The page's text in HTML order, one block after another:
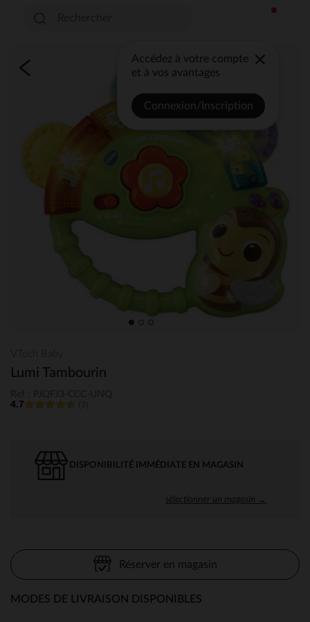
Accédez à votre compte
et à vos avantages
Connexion/Inscription
Lumi Tambourin
4.7
DISPONIBILITÉ IMMÉDIATE EN MAGASIN
sélectionner un magasin →
Réserver en magasin
MODES DE LIVRAISON DISPONIBLES